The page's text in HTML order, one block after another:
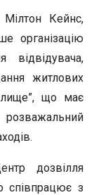
Мілтон Кейнс,
організацію
відвідувача,
житлових
що має
дозвілля
співпрацює з